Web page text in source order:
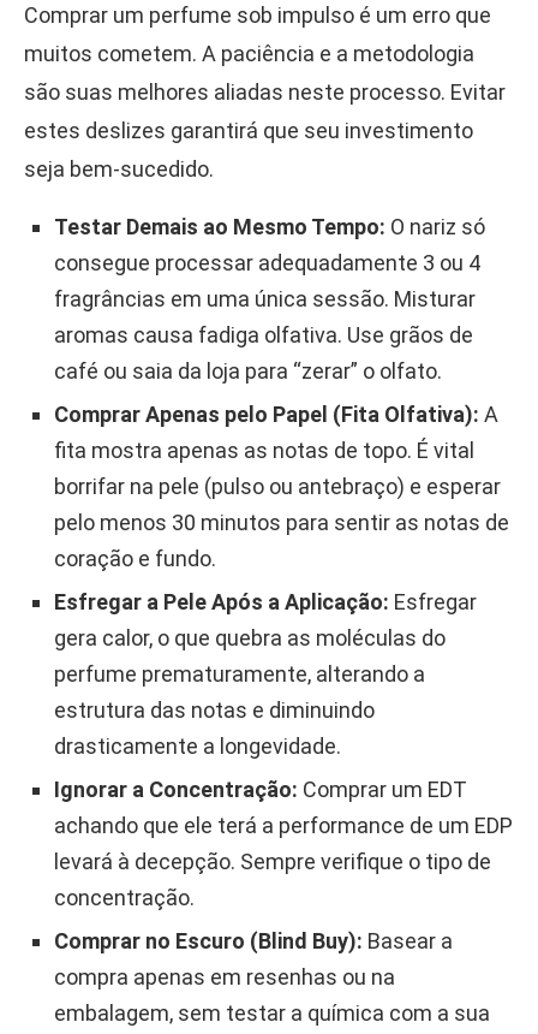
Comprar um perfume sob impulso é um erro que
muitos cometem. A paciência e a metodologia
são suas melhores aliadas neste processo. Evitar
estes deslizes garantirá que seu investimento
seja bem-sucedido.
Testar Demais ao Mesmo Tempo: O nariz só
consegue processar adequadamente 3 ou 4
fragrâncias em uma única sessão. Misturar
aromas causa fadiga olfativa. Use grãos de
café ou saia da loja para “zerar” o olfato.
Comprar Apenas pelo Papel (Fita Olfativa): A
fita mostra apenas as notas de topo. É vital
borrifar na pele (pulso ou antebraço) e esperar
pelo menos 30 minutos para sentir as notas de
coração e fundo.
Esfregar a Pele Após a Aplicação: Esfregar
gera calor, o que quebra as moléculas do
perfume prematuramente, alterando a
estrutura das notas e diminuindo
drasticamente a longevidade.
Ignorar a Concentração: Comprar um EDT
achando que ele terá a performance de um EDP
levará à decepção. Sempre verifique o tipo de
concentração.
Comprar no Escuro (Blind Buy): Basear a
compra apenas em resenhas ou na
embalagem, sem testar a química com a sua